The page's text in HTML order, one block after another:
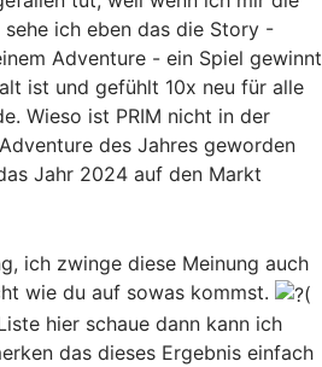
sehe ich eben das die Story -
Adventure - ein Spiel gewinnt
ist und gefühlt 10x neu für alle
Wieso ist PRIM nicht in der
des Jahres geworden
Jahr 2024 auf den Markt
ich zwinge diese Meinung auch
wie du auf sowas kommst.
hier schaue dann kann ich
das dieses Ergebnis einfach